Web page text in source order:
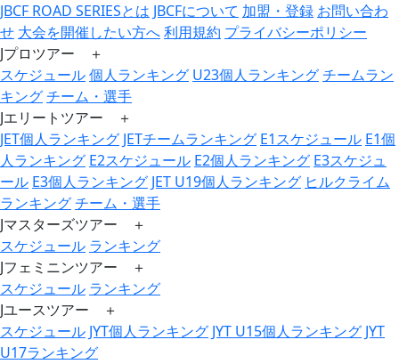
JBCF ROAD SERIESとは JBCFについて 加盟・登録 お問い合わ
せ 大会を開催したい方へ利用規約 プライバシーポリシー
Jプロツアー ＋
スケジュール個人ランキング U23個人ランキングチームラン
キングチーム・選手
Jエリートツアー ＋
JET個人ランキング JETチームランキング E1スケジュール E1個
人ランキング E2スケジュール E2個人ランキング E3スケジュ
ール E3個人ランキング JET U19個人ランキング ヒルクライム
ランキングチーム・選手
Jマスターズツアー ＋
スケジュール ランキング
Jフェミニンツアー ＋
スケジュール ランキング
Jユースツアー ＋
スケジュール JYT個人ランキング JYT U15個人ランキング JYT
U17ランキング